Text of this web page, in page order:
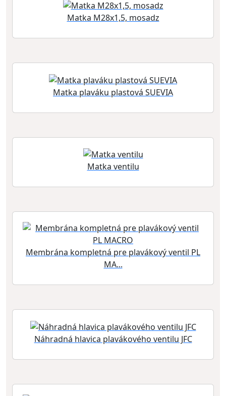
Matka M28x1,5, mosadz
Matka plaváku plastová SUEVIA
Matka ventilu
Membrána kompletná pre plavákový ventil PL
MA...
Náhradná hlavica plavákového ventilu JFC